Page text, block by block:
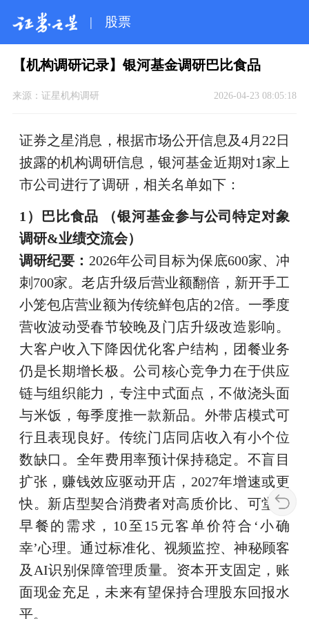
| 股票
【机构调研记录】银河基金调研巴比食品
来源： 证星机构调研 2026-04-23 08:05:18
证券之星消息，根据市场公开信息及4月22日
披露的机构调研信息，银河基金近期对1家上
市公司进行了调研，相关名单如下：
1）巴比食品 （银河基金参与公司特定对象
调研&业绩交流会）
调研纪要： 2026年公司目标为保底600家、冲
刺700家。老店升级后营业额翻倍，新开手工
小笼包店营业额为传统鲜包店的2倍。一季度
营收波动受春节较晚及门店升级改造影响。
大客户收入下降因优化客户结构，团餐业务
仍是长期增长极。公司核心竞争力在于供应
链与组织能力，专注中式面点，不做浇头面
与米饭，每季度推一款新品。外带店模式可
行且表现良好。传统门店同店收入有小个位
数缺口。全年费用率预计保持稳定。不盲目
扩张，赚钱效应驱动开店，2027年增速或更
快。新店型契合消费者对高质价比、可堂食
早餐的需求，10至15元客单价符合‘小确
幸’心理。通过标准化、视频监控、神秘顾客
及AI识别保障管理质量。资本开支固定，账
面现金充足，未来有望保持合理股东回报水
平。